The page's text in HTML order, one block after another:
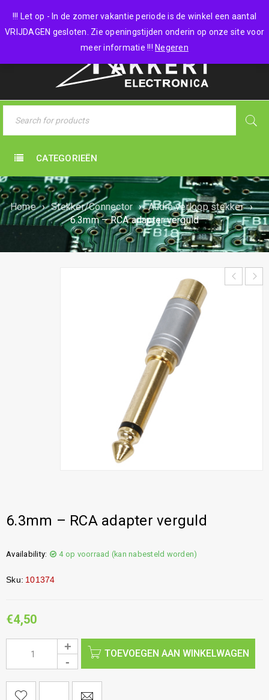
!!! Let op - In de zomer vakantie periode is de winkel een aantal
VRIJDAGEN gesloten. Zie openingstijden onderin op onze site voor
meer informatie !!! Negeren
0 items - €0,00
CATEGORIEËN
Home › Stekker/Connector › Audio verloop stekker ›
6.3mm – RCA adapter verguld
6.3mm – RCA adapter verguld
Availability: 4 op voorraad (kan nabesteld worden)
Sku: 101374
€4,50
TOEVOEGEN AAN WINKELWAGEN